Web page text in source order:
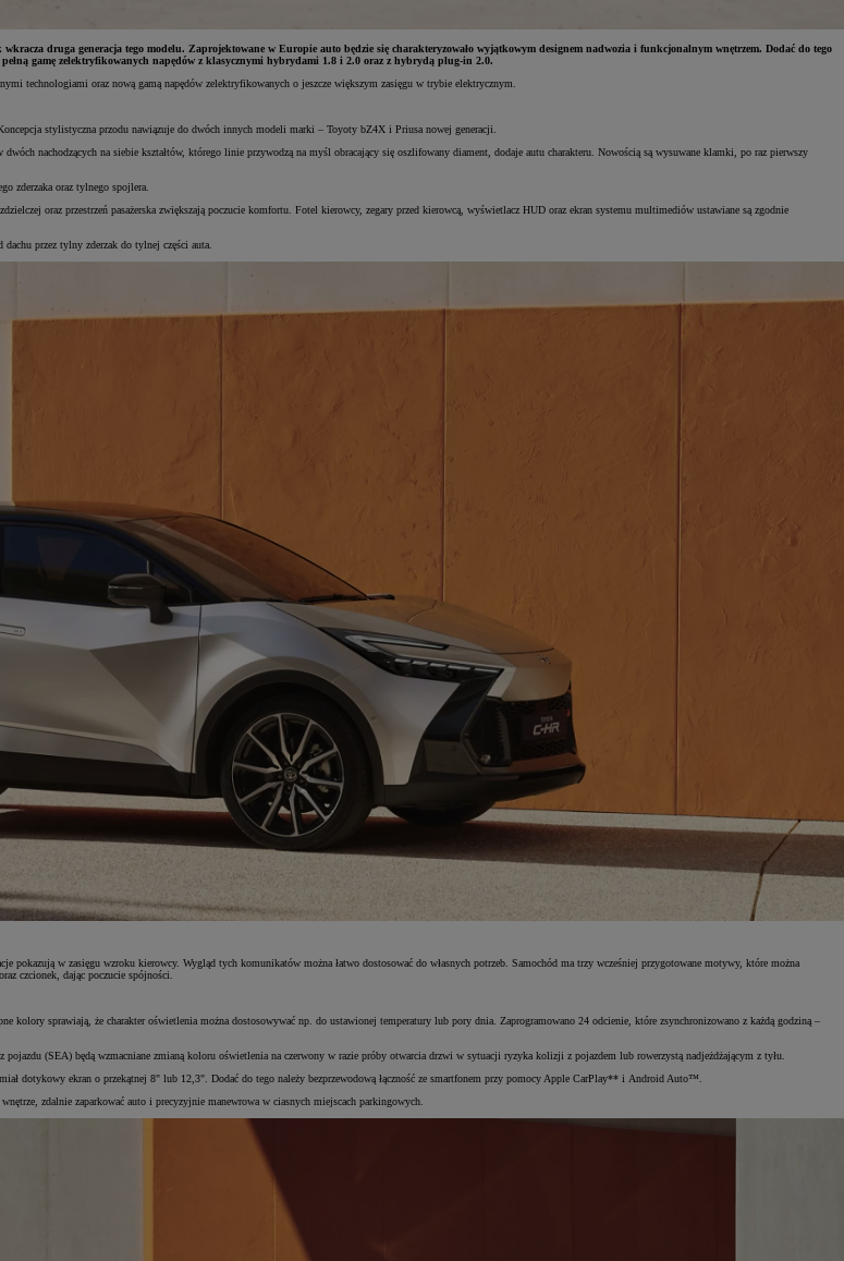
druga generacja tego modelu. Zaprojektowane w Europie auto będzie się charakteryzowało wyjątkowym designem nadwozia i funkcjonalnym wnętrzem. Dodać do tego
pełną gamę zelektryfikowanych napędów z klasycznymi hybrydami 1.8 i 2.0 oraz z hybrydą plug-in 2.0.
technologiami oraz nową gamą napędów zelektryfikowanych o jeszcze większym zasięgu w trybie elektrycznym.
stylistyczna przodu nawiązuje do dwóch innych modeli marki – Toyoty bZ4X i Priusa nowej generacji.
nachodzących na siebie kształtów, którego linie przywodzą na myśl obracający się oszlifowany diament, dodaje autu charakteru. Nowością są wysuwane klamki, po raz pierwszy
zderzaka oraz tylnego spojlera.
oraz przestrzeń pasażerska zwiększają poczucie komfortu. Fotel kierowcy, zegary przed kierowcą, wyświetlacz HUD oraz ekran systemu multimediów ustawiane są zgodnie
przez tylny zderzak do tylnej części auta.
w zasięgu wzroku kierowcy. Wygląd tych komunikatów można łatwo dostosować do własnych potrzeb. Samochód ma trzy wcześniej przygotowane motywy, które można
czcionek, dając poczucie spójności.
sprawiają, że charakter oświetlenia można dostosowywać np. do ustawionej temperatury lub pory dnia. Zaprogramowano 24 odcienie, które zsynchronizowano z każdą godziną –
pojazdu (SEA) będą wzmacniane zmianą koloru oświetlenia na czerwony w razie próby otwarcia drzwi w sytuacji ryzyka kolizji z pojazdem lub rowerzystą nadjeżdżającym z tyłu.
dotykowy ekran o przekątnej 8" lub 12,3". Dodać do tego należy bezprzewodową łączność ze smartfonem przy pomocy Apple CarPlay** i Android Auto™.
zdalnie zaparkować auto i precyzyjnie manewrowa w ciasnych miejscach parkingowych.